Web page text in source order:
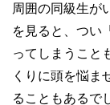
周囲の同級生が
を見ると、つい
ってしまうこと
くりに頭を悩ま
ることもあるで